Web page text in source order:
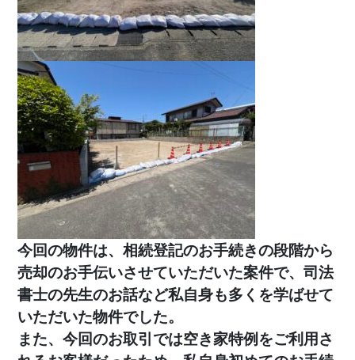
今回の物件は、相続登記のお手続きの段階から
売却のお手伝いさせていただいた案件で、司法
書士の先生のお話など私自身も多くを学ばせて
いただいた物件でした。
また、今回のお取引では空き家特例をご利用さ